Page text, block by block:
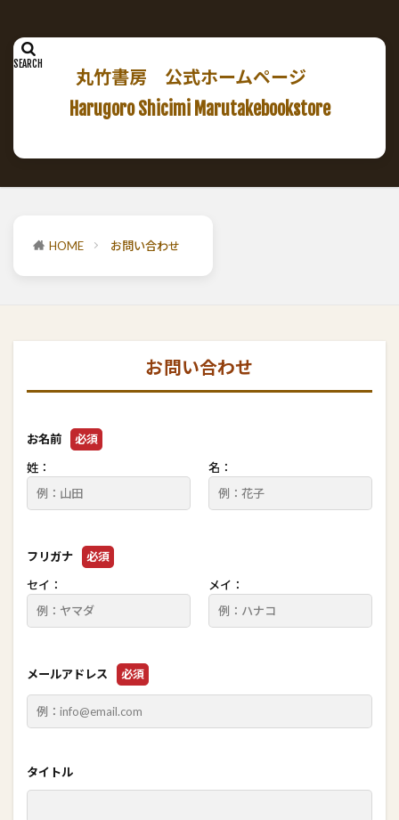
丸竹書房 公式ホームページ
Harugoro Shicimi Marutakebookstore
HOME お問い合わせ
お問い合わせ
お名前
必須
姓：
名：
フリガナ
必須
セイ：
メイ：
メールアドレス 必須
タイトル